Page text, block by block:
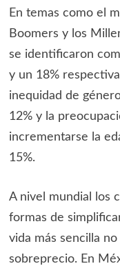
En temas como el
Boomers y los
se identificaron
y un 18%
inequidad de
12% y la
incrementarse la
15%.
A nivel mundial los
formas de
vida más sencilla
sobreprecio. En